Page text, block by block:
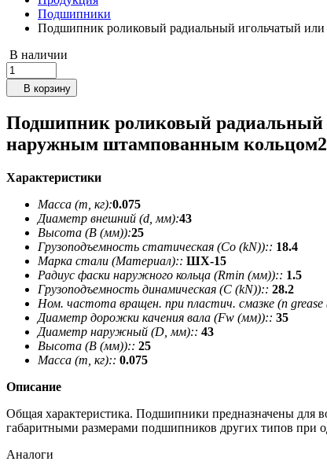
Подшипники
Подшипник роликовый радиальный игольчатый
В наличии
В корзину
Подшипник роликовый радиальный
наружным штампованным
Характеристики
Масса (m, кг):0.075
Диаметр внешний (d, мм):43
Высота (В (мм)):25
Грузоподъемность статическая (Co (kN)):: 18.4
Марка стали (Материал):: ШХ-15
Радиус фаски наружного кольца (Rmin (мм)):: 1.5
Грузоподъемность динамическая (C (kN)):: 28.2
Ном. частота вращен. при пластич. смазке (n grease
Диаметр дорожки качения вала (Fw (мм)):: 35
Диаметр наружный (D, мм):: 43
Высота (В (мм)):: 25
Масса (m, кг):: 0.075
Описание
Общая характеристика. Подшипники предназначены для
габаритными размерами подшипников других типов при
Аналоги